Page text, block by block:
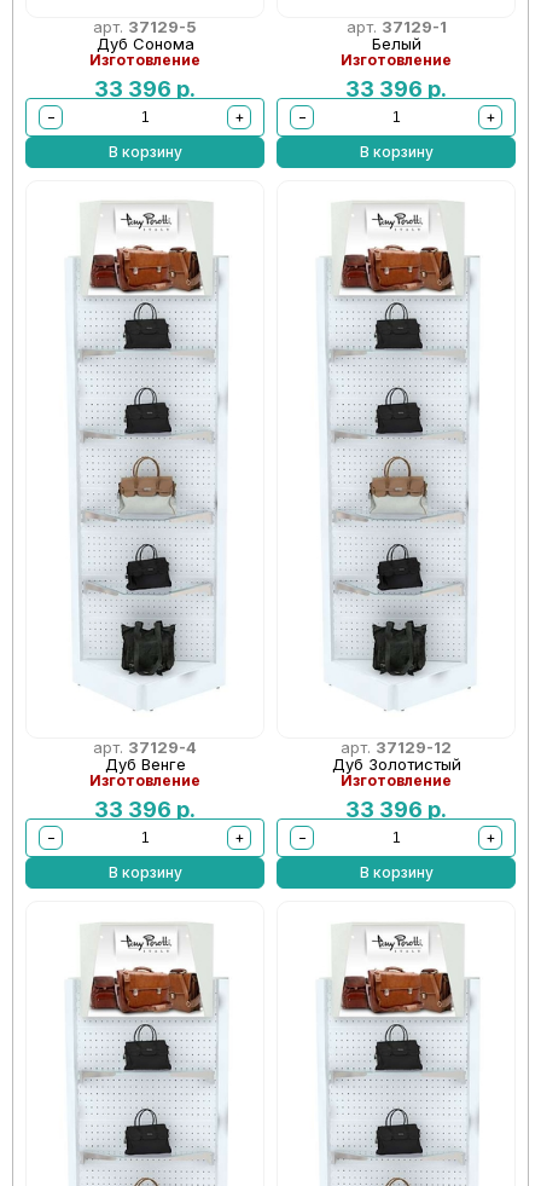
арт. 37129-5
Дуб Сонома
Изготовление
33 396 р.
−
+
В корзину
арт. 37129-1
Белый
Изготовление
33 396 р.
−
+
В корзину
арт. 37129-4
Дуб Венге
Изготовление
33 396 р.
−
+
В корзину
арт. 37129-12
Дуб Золотистый
Изготовление
33 396 р.
−
+
В корзину